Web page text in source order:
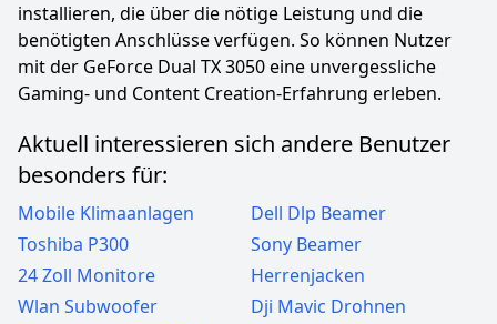
installieren, die über die nötige Leistung und die
benötigten Anschlüsse verfügen. So können Nutzer
mit der GeForce Dual TX 3050 eine unvergessliche
Gaming- und Content Creation-Erfahrung erleben.
Aktuell interessieren sich andere Benutzer
besonders für:
Mobile Klimaanlagen
Dell Dlp Beamer
Toshiba P300
Sony Beamer
24 Zoll Monitore
Herrenjacken
Wlan Subwoofer
Dji Mavic Drohnen